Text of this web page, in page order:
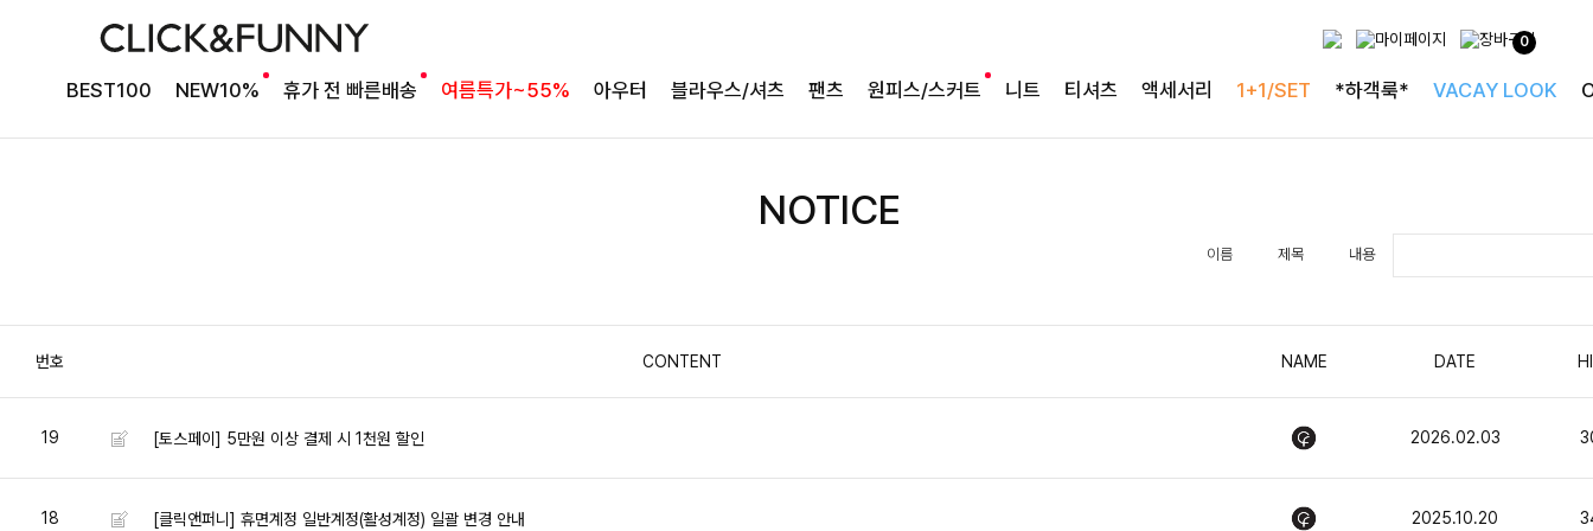
0
BEST100 NEW10% 휴가 전 빠른배송 여름특가~55% 아우터 블라우스/셔츠 팬츠 원피스/스커트 니트 티셔츠 액세서리 1+1/SET *하객룩* VACAY LOOK
NOTICE
이름 제목 내용
번호 CONTENT NAME DATE
19 [토스페이] 5만원 이상 결제 시 1천원 할인 2026.02.03
18 [클릭앤퍼니] 휴면계정 일반계정(활성계정) 일괄 변경 안내 2025.10.20